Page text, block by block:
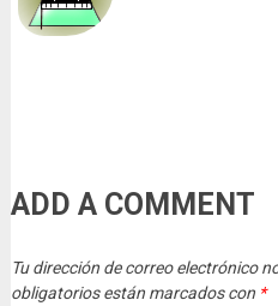
ADD A COMMENT
Tu dirección de correo electrónico
obligatorios están marcados con *